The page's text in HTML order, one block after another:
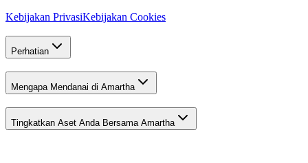
Kebijakan PrivasiKebijakan Cookies
Perhatian
Mengapa Mendanai di Amartha
Tingkatkan Aset Anda Bersama Amartha